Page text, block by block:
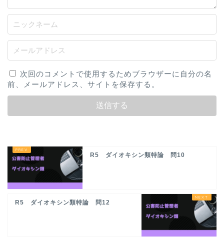
次回のコメントで使用するためブラウザーに自分の名
前、メールアドレス、サイトを保存する。
R5 ダイオキシン類特論 問10
R5 ダイオキシン類特論 問12